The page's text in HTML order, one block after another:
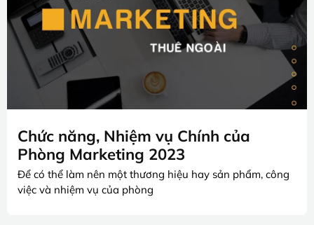
Chức năng, Nhiệm vụ Chính của
Phòng Marketing 2023
Để có thể làm nên một thương hiệu hay sản phẩm, công
việc và nhiệm vụ của phòng